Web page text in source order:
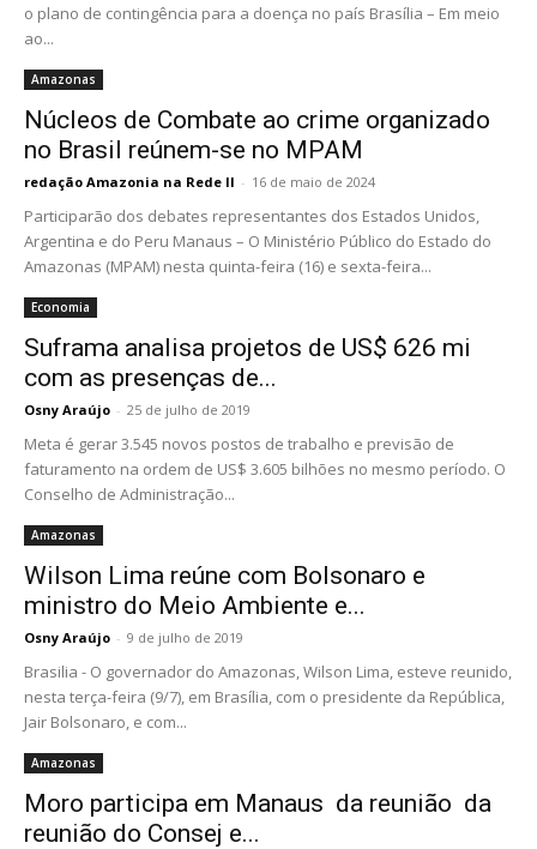
o plano de contingência para a doença no país Brasília – Em meio
ao...
Amazonas
Núcleos de Combate ao crime organizado
no Brasil reúnem-se no MPAM
redação Amazonia na Rede II - 16 de maio de 2024
Participarão dos debates representantes dos Estados Unidos,
Argentina e do Peru Manaus – O Ministério Público do Estado do
Amazonas (MPAM) nesta quinta-feira (16) e sexta-feira...
Economia
Suframa analisa projetos de US$ 626 mi
com as presenças de...
Osny Araújo - 25 de julho de 2019
Meta é gerar 3.545 novos postos de trabalho e previsão de
faturamento na ordem de US$ 3.605 bilhões no mesmo período. O
Conselho de Administração...
Amazonas
Wilson Lima reúne com Bolsonaro e
ministro do Meio Ambiente e...
Osny Araújo - 9 de julho de 2019
Brasilia - O governador do Amazonas, Wilson Lima, esteve reunido,
nesta terça-feira (9/7), em Brasília, com o presidente da República,
Jair Bolsonaro, e com...
Amazonas
Moro participa em Manaus da reunião da
reunião do Consej e...